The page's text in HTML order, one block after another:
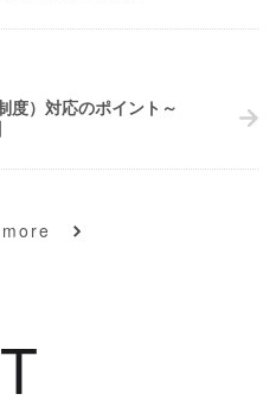
度）対応のポイント～